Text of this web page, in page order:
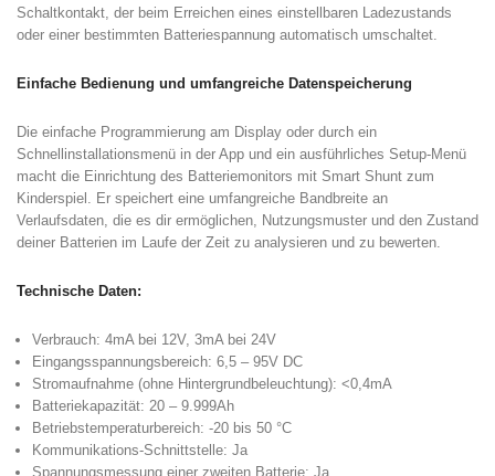
Schaltkontakt, der beim Erreichen eines einstellbaren Ladezustands
oder einer bestimmten Batteriespannung automatisch umschaltet.
Einfache Bedienung und umfangreiche Datenspeicherung
Die einfache Programmierung am Display oder durch ein
Schnellinstallationsmenü in der App und ein ausführliches Setup-Menü
macht die Einrichtung des Batteriemonitors mit Smart Shunt zum
Kinderspiel. Er speichert eine umfangreiche Bandbreite an
Verlaufsdaten, die es dir ermöglichen, Nutzungsmuster und den Zustand
deiner Batterien im Laufe der Zeit zu analysieren und zu bewerten.
Technische Daten:
Verbrauch: 4mA bei 12V, 3mA bei 24V
Eingangsspannungsbereich: 6,5 – 95V DC
Stromaufnahme (ohne Hintergrundbeleuchtung): <0,4mA
Batteriekapazität: 20 – 9.999Ah
Betriebstemperaturbereich: -20 bis 50 °C
Kommunikations-Schnittstelle: Ja
Spannungsmessung einer zweiten Batterie: Ja